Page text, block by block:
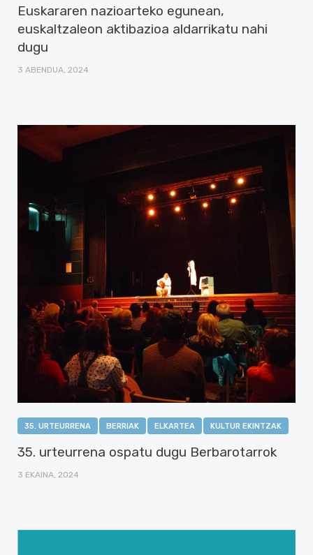
Euskararen nazioarteko egunean,
euskaltzaleon aktibazioa aldarrikatu nahi
dugu
3 ABENDUA, 2024
35. URTEURRENA BERRIAK ELKARTEA KULTUR EKINTZAK
35. urteurrena ospatu dugu Berbarotarrok
3 EKAINA, 2024